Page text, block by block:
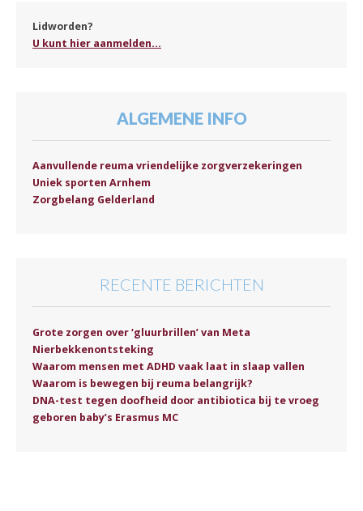
Lidworden?
U kunt hier aanmelden...
ALGEMENE INFO
Aanvullende reuma vriendelijke zorgverzekeringen
Uniek sporten Arnhem
Zorgbelang Gelderland
RECENTE BERICHTEN
Grote zorgen over ‘gluurbrillen’ van Meta
Nierbekkenontsteking
Waarom mensen met ADHD vaak laat in slaap vallen
Waarom is bewegen bij reuma belangrijk?
DNA-test tegen doofheid door antibiotica bij te vroeg
geboren baby’s Erasmus MC